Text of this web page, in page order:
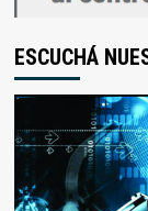
ESCUCHÁ